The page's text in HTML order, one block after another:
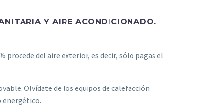
Y AIRE ACONDICIONADO.
del aire exterior, es decir, sólo pagas el
Olvídate de los equipos de calefacción
energético.